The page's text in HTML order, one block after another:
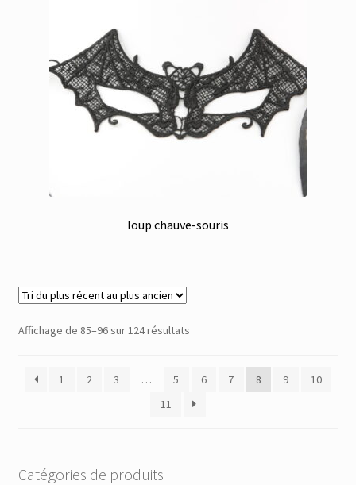
loup chauve-souris
Affichage de 85–96 sur 124 résultatsTrié
récent
au
1 2 3 … 5 6 7 8 9
10
11
Catégories de produits